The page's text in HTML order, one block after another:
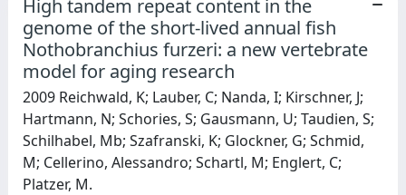
High tandem repeat content in the
genome of the short-lived annual fish
Nothobranchius furzeri: a new vertebrate
model for aging research
2009 Reichwald, K; Lauber, C; Nanda, I; Kirschner, J;
Hartmann, N; Schories, S; Gausmann, U; Taudien, S;
Schilhabel, Mb; Szafranski, K; Glockner, G; Schmid,
M; Cellerino, Alessandro; Schartl, M; Englert, C;
Platzer, M.